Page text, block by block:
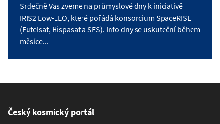
Srdečně Vás zveme na průmyslové dny k iniciativě
IRIS2 Low-LEO, které pořádá konsorcium SpaceRISE
(Eutelsat, Hispasat a SES). Info dny se uskuteční během
měsíce...
Český kosmický portál